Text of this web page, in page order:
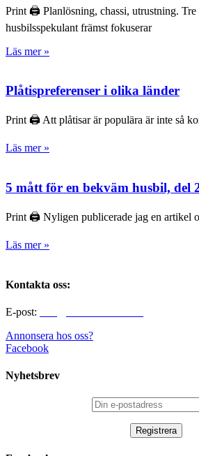
Print 🖨 Planlösning, chassi, utrustning. Tre
husbilsspekulant främst fokuserar
Läs mer »
Plåtispreferenser i olika länder
Print 🖨 Att plåtisar är populära är inte så
Läs mer »
5 mått för en bekväm husbil, del
Print 🖨 Nyligen publicerade jag en artikel
Läs mer »
Kontakta oss:
E-post:
Annonsera hos oss?
Facebook
Nyhetsbrev